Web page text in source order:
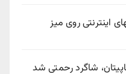
اینترنتی روی میز
شاگرد رحمتی شد